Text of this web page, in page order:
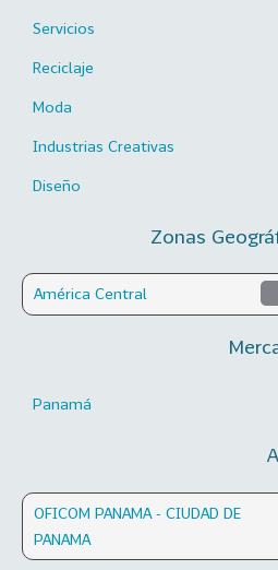
Servicios
Reciclaje
Moda
Industrias Creativas
Diseño
Zonas
América Central
Panamá
OFICOM PANAMA - CIUDAD DE
PANAMA